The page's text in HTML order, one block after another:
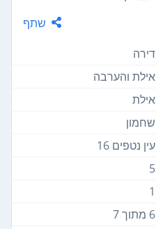
שתף
דירה
אילת והערבה
אילת
שחמון
עין נטפים 16
5
1
6 מתוך 7